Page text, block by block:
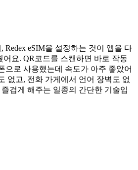
Redex eSIM을 설정하는 것이 앱을 다
요. QR코드를 스캔하면 바로 작동
으로 사용했는데 속도가 아주 좋았어
없고, 전화 가게에서 언어 장벽도 없
겁게 해주는 일종의 간단한 기술입